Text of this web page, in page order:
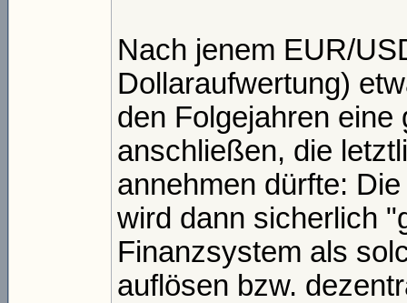
Nach jenem EUR/
Dollaraufwertung)
den Folgejahren
anschließen, die
annehmen dürfte:
wird dann sicherlich
Finanzsystem als
auflösen bzw.